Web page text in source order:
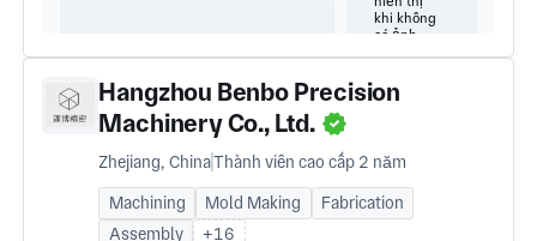
Hangzhou Benbo Precision
Machinery Co., Ltd.
Zhejiang, ChinaThành viên cao cấp 2 năm
Machining Mold Making
Fabrication
Assembly
+16